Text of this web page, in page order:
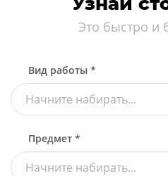
Это быстро и
Вид работы *
Начните набирать...
Предмет *
Начните набирать...